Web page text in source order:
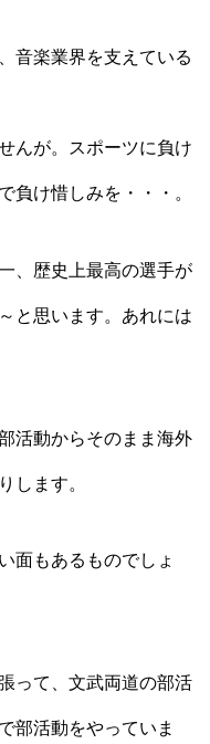
音楽業界を支えている
んが。スポーツに負け
負け惜しみを・・・。
、歴史上最高の選手が
と思います。あれには
活動からそのまま海外
します。
面もあるものでしょ
って、文武両道の部活
部活動をやっていま